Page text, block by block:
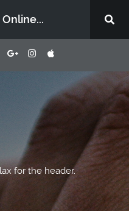
for the header.